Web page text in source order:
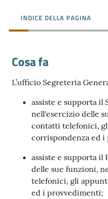
territorio
Tutelare
Impresa
Consumatore
Impresa
Digitale
INDICE DELLA PAGINA
Cosa fa
L’ufficio Segreteria
assiste e supporta il
nell'esercizio delle
contatti telefonici,
corrispondenza ed
assiste e supporta il
delle sue funzioni,
telefonici, gli
ed i provvedimenti;